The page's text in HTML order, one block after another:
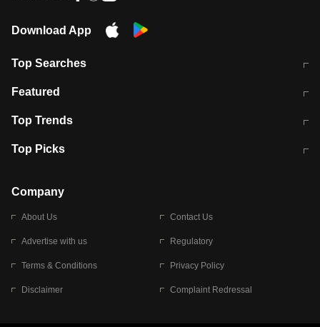
Download App
Top Searches
मुंबई में लगे 'जेन जी' के पोस्टर, लिखा- 'मैं
Featured
10 अगस्त को विधानसभा का घेराव करेंगे
Top Trends
RBI का नया नियम: अब बैंकों को अपनी सभी
Top Picks
बारिश की चेतावनी
Company
About Us Contact Us
Advertise with us Regulatory
Terms & Conditions Privacy Policy
Disclaimer Complaint Redressal